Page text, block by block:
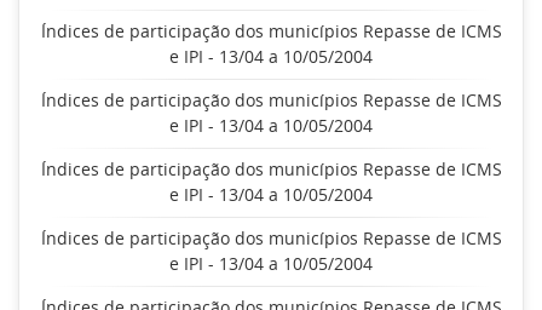
Índices de participação dos municípios Repasse de ICMS
e IPI - 13/04 a 10/05/2004
Índices de participação dos municípios Repasse de ICMS
e IPI - 13/04 a 10/05/2004
Índices de participação dos municípios Repasse de ICMS
e IPI - 13/04 a 10/05/2004
Índices de participação dos municípios Repasse de ICMS
e IPI - 13/04 a 10/05/2004